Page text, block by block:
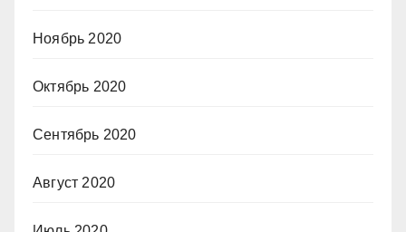
Ноябрь 2020
Октябрь 2020
Сентябрь 2020
Август 2020